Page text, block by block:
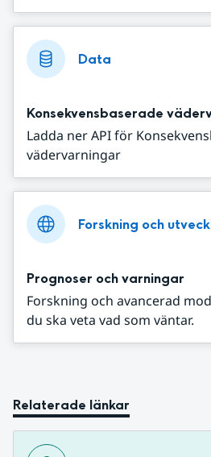
Data
Konsekvensbaserade
Ladda ner API för
vädervarningar
Forskning och
Prognoser och varningar
Forskning och avancerad
du ska veta vad som väntar.
Relaterade länkar